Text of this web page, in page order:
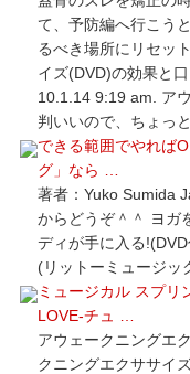
て、予防編へ行こう
るべき場所にリセッ
イズ(DVD)の効果と
10.1.14 9:19 am. ア
判いいので、ちょっ
できる範囲でやれば
グ」なら …
著者：Yuko Sumida
からどうぞ＾＾ ヨガ
ディが手に入る
(リットーミュージッ
ミュージカル スプリ
LOVE-チュ …
アウェークニングエ
クニングエクササイ